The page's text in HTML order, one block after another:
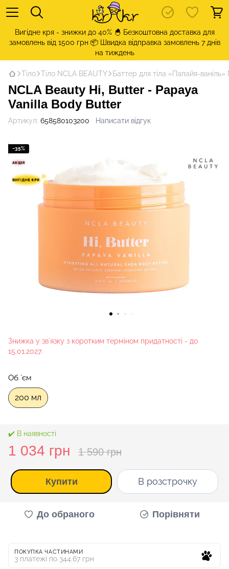
Вигідне кря - знижки до 40% 🐣 Безкоштовна доставка для
замовлень від 1500 грн 📦 Швидка відправка замовлень 7 днів
на тиждень
Тіло Тіло NCLA BEAUTY Баттер для тіла «Папайя-
NCLA Beauty Hi, Butter - Papaya
Vanilla Body Butter
Артикул: 658580103200 Написати відгук
−35%
Знижка у звʼязку з коротким терміном придатності - до
15.01.2027.
Об `єм
200 мл
✔️ В наявності
1 034 грн 1 590 грн
Купити В розстрочку
До обраного Порівняти
ПОКУПКА ЧАСТИНАМИ
3 платежі по 344.67 грн